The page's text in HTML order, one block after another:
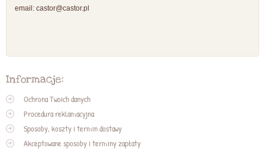
email: castor@castor.pl
Informacje:
Ochrona Twoich danych
Procedura reklamacyjna
Sposoby, koszty i termin dostawy
Akceptowane sposoby i terminy zapłaty